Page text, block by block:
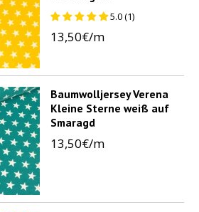
5.0 (1)
13,50€/m
Baumwolljersey Verena
Kleine Sterne weiß auf
Smaragd
13,50€/m